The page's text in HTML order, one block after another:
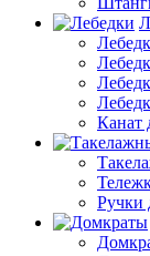
Канат
Ручки